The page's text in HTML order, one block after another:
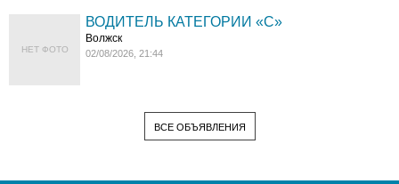
НЕТ ФОТО
ВОДИТЕЛЬ КАТЕГОРИИ «C»
Волжск
02/08/2026, 21:44
ВСЕ ОБЪЯВЛЕНИЯ